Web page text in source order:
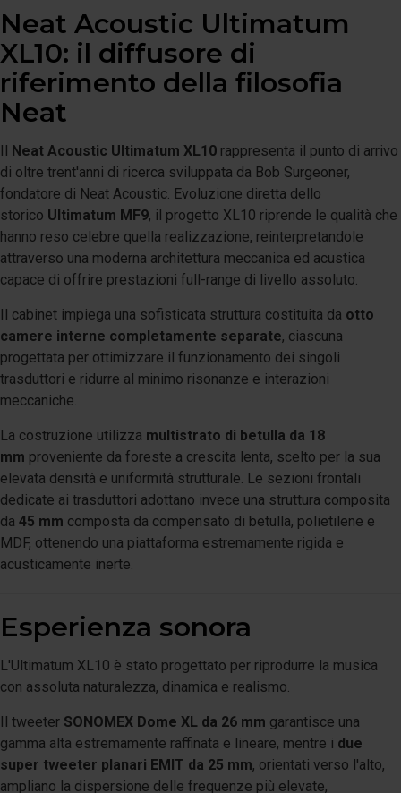
Neat Acoustic Ultimatum
XL10: il diffusore di
riferimento della filosofia
Neat
Il Neat Acoustic Ultimatum XL10 rappresenta il punto di arrivo
di oltre trent'anni di ricerca sviluppata da Bob Surgeoner,
fondatore di Neat Acoustic. Evoluzione diretta dello
storico Ultimatum MF9, il progetto XL10 riprende le qualità che
hanno reso celebre quella realizzazione, reinterpretandole
attraverso una moderna architettura meccanica ed acustica
capace di offrire prestazioni full-range di livello assoluto.
Il cabinet impiega una sofisticata struttura costituita da otto
camere interne completamente separate, ciascuna
progettata per ottimizzare il funzionamento dei singoli
trasduttori e ridurre al minimo risonanze e interazioni
meccaniche.
La costruzione utilizza multistrato di betulla da 18
mm proveniente da foreste a crescita lenta, scelto per la sua
elevata densità e uniformità strutturale. Le sezioni frontali
dedicate ai trasduttori adottano invece una struttura composita
da 45 mm composta da compensato di betulla, polietilene e
MDF, ottenendo una piattaforma estremamente rigida e
acusticamente inerte.
Esperienza sonora
L'Ultimatum XL10 è stato progettato per riprodurre la musica
con assoluta naturalezza, dinamica e realismo.
Il tweeter SONOMEX Dome XL da 26 mm garantisce una
gamma alta estremamente raffinata e lineare, mentre i due
super tweeter planari EMIT da 25 mm, orientati verso l'alto,
ampliano la dispersione delle frequenze più elevate,